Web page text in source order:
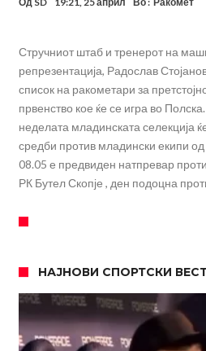
Инфантино го возвраќа ударот,
паричникот – ќе има уште
После распродажба, време е
има 100.000.000 евра за да ги
Ова што се случи на другиот
кој е и што е Лука Модриќ
Стручниот штаб и тренерот на
репрезентација, Радослав
список на ракометари за
првенство кое ќе се игра во
неделата младинската селекција
средби против младински екипи
08.05 е предвиден натпревар
РК Бутел Скопје , ден подоцна
НАЈНОВИ СПОРТСКИ